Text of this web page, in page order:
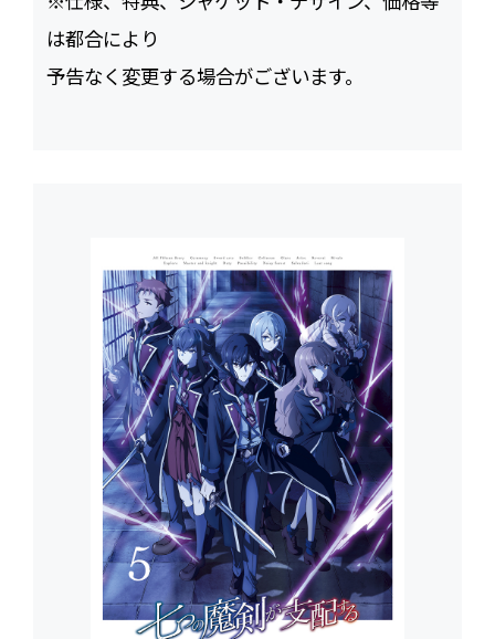
は都合により
予告なく変更する場合がございます。